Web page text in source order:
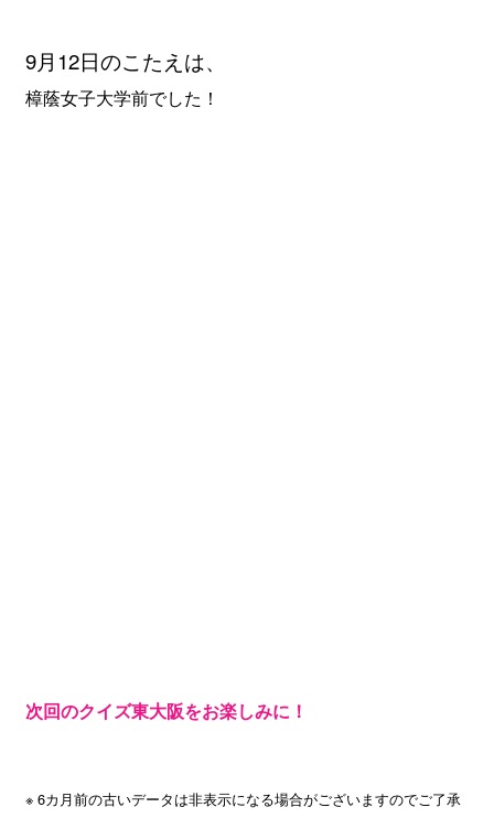
9月12日のこたえは、
樟蔭女子大学前でした！
次回のクイズ東大阪をお楽しみに！
※ 6カ月前の古いデータは非表示になる場合がございますのでご了承